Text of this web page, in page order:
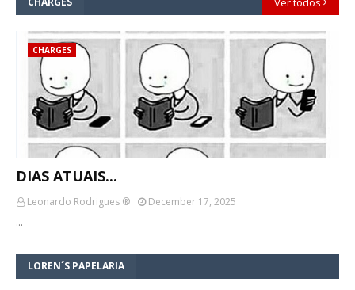
CHARGES
DIAS ATUAIS...
Leonardo Rodrigues ®
December 17, 2025
…
LOREN´S PAPELARIA